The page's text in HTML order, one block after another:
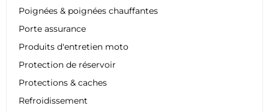
Poignées & poignées chauffantes
Porte assurance
Produits d'entretien moto
Protection de réservoir
Protections & caches
Refroidissement